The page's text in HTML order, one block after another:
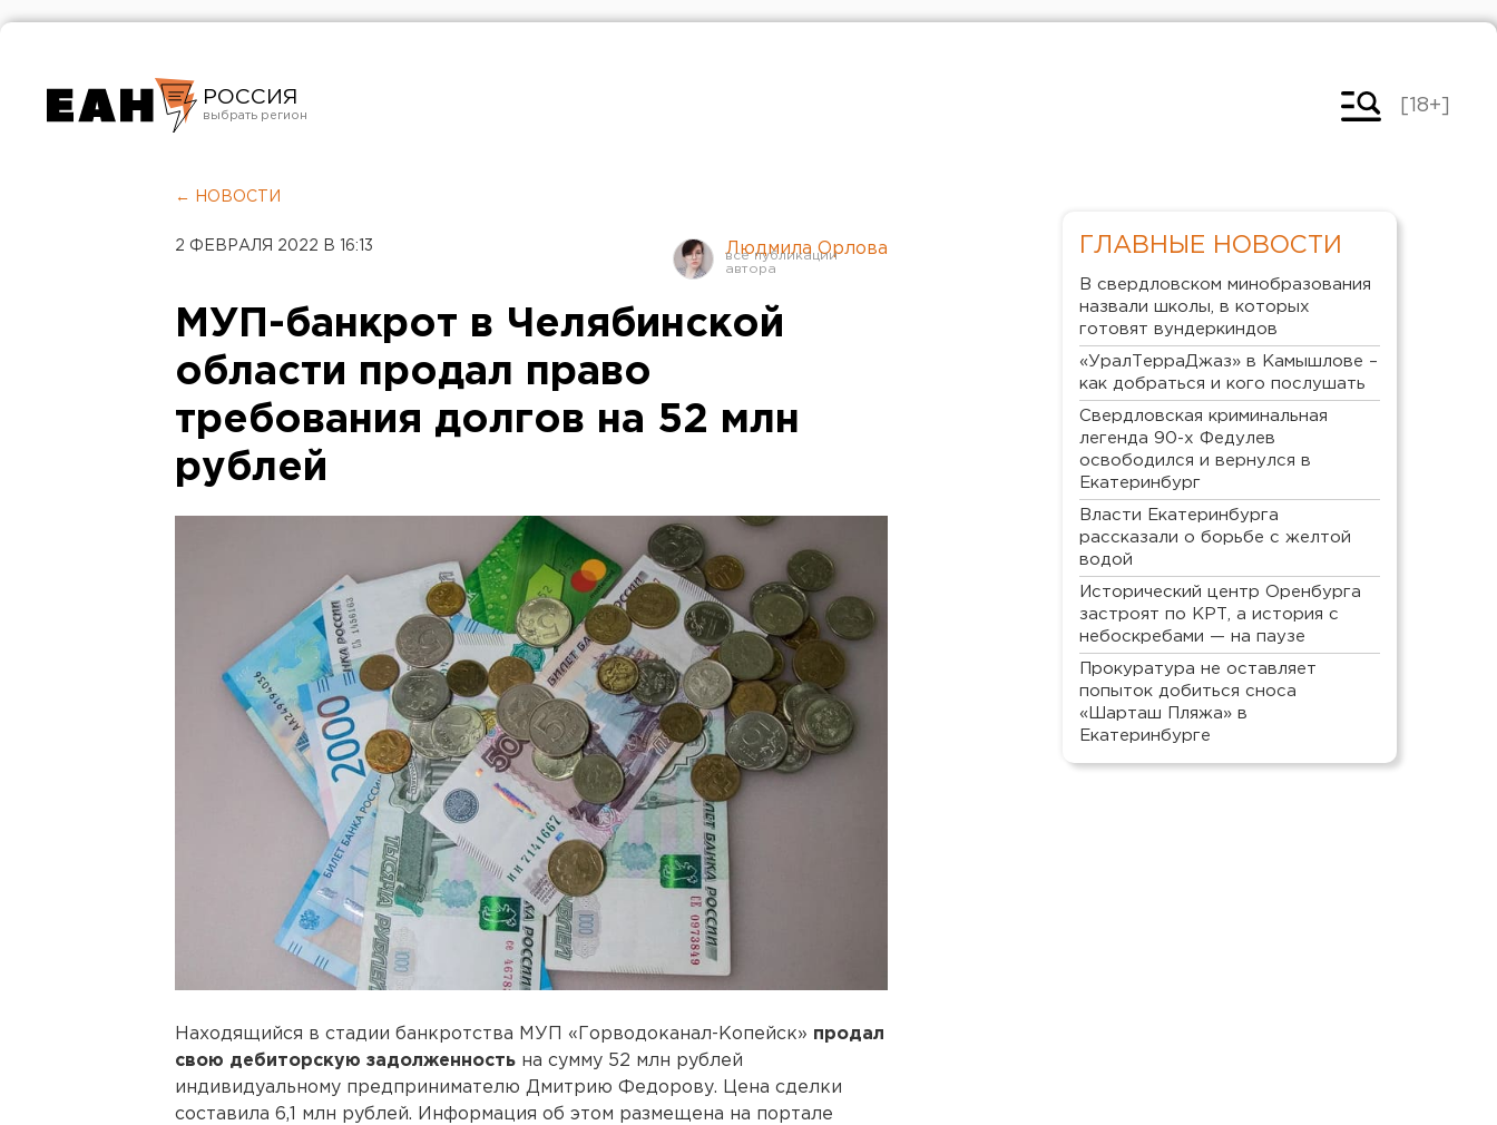
РОССИЯ
Челябинск
[18+]
← НОВОСТИ
2 ФЕВРАЛЯ 2022 В 16:13 Людмила Орлова
МУП-банкрот в Челябинской
области продал право
требования долгов на 52 млн
рублей
Находящийся в стадии банкротства МУП «Горводоканал-Копейск» продал
свою дебиторскую задолженность на сумму 52 млн рублей
индивидуальному предпринимателю Дмитрию Федорову. Цена сделки
составила 6,1 млн рублей. Информация об этом размещена на портале
ГЛАВНЫЕ НОВОСТИ
В свердловском минобразования
назвали школы, в которых
готовят вундеркиндов
«УралТерраДжаз» в Камышлове –
как добраться и кого послушать
Свердловская криминальная
легенда 90-х Федулев
освободился и вернулся в
Екатеринбург
Власти Екатеринбурга
рассказали о борьбе с желтой
водой
Исторический центр Оренбурга
застроят по КРТ, а история с
небоскребами — на паузе
Прокуратура не оставляет
попыток добиться сноса
«Шарташ Пляжа» в
Екатеринбурге